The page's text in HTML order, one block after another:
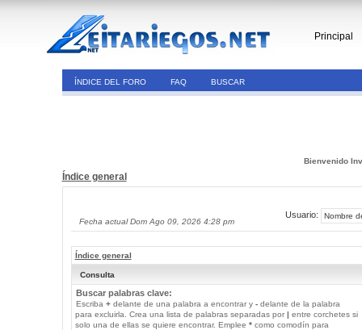
Principal
ÍNDICE DEL FORO FAQ BUSCAR
Bienvenido
Índice general
Fecha actual Dom Ago 09, 2026 4:28 pm
Usuario:
Índice general
Consulta
Buscar palabras clave:
Escriba +delante de una palabra a encontrar y -delante de la palabra
para excluirla. Crea una lista de palabras separadas por | entre corchetes si
solo una de ellas se quiere encontrar. Emplee *como comodín para